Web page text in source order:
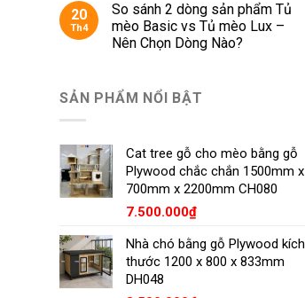
20
Th4
So sánh 2 dòng sản phẩm Tủ
mèo Basic vs Tủ mèo Lux –
Nên Chọn Dòng Nào?
SẢN PHẨM NỔI BẬT
Cat tree gỗ cho mèo bằng gỗ
Plywood chắc chắn 1500mm x
700mm x 2200mm CH080
7.500.000₫
Nhà chó bằng gỗ Plywood kích
thước 1200 x 800 x 833mm
DH048